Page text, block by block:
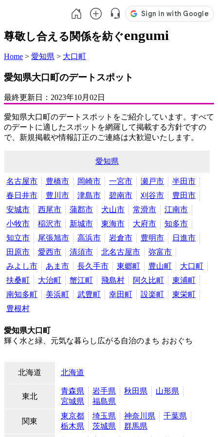
尊敬し合える関係を紡ぐengumi
Home > 愛知県 > 大口町
愛知県大口町のデートスポット
最終更新日： 2023年10月02日
愛知県大口町のデートスポットをご紹介しています。すべて
のデートに適したスポットを網羅して掲載する方針ですの
で、新規掲載や情報訂正のご連絡は大歓迎いたします。
愛知県
名古屋市 豊橋市 岡崎市 一宮市 瀬戸市
半田市
春日井市
豊川市 津島市 碧南市 刈谷市
豊田市
安城市
西尾市 蒲郡市 犬山市 常滑市
江南市
小牧市
稲沢市 新城市 東海市 大府市
知多市
知立市
尾張旭市 高浜市 岩倉市 豊明市
日進市
田原市
愛西市 清須市 北名古屋市
弥富市
みよし市
あま市 長久手市 東郷町 豊山町
大口町
扶桑町
大治町 蟹江町 飛島村 阿久比町
東浦町
南知多町
美浜町 武豊町 幸田町 設楽町
東栄町
豊根村
愛知県大口町
輝く水と緑、元気な暮らし広がる自治のまち おおぐち
北海道 北海道
東北
青森県 岩手県 秋田県
山形県
宮城県
福島県
関東
東京都 埼玉県 神奈川県
千葉県
栃木県
茨城県
群馬県